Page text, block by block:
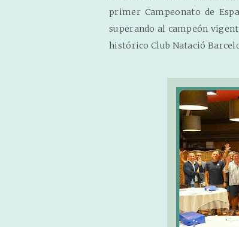
primer Campeonato de
superando al campeón
histórico Club Natació